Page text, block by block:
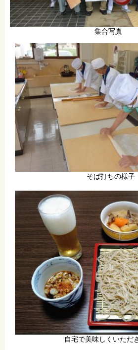
集合写真
そば打ちの様子
自宅で美味しくいただ